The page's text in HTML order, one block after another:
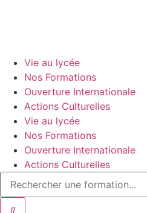
Vie au lycée
Nos Formations
Ouverture Internationale
Actions Culturelles
Vie au lycée
Nos Formations
Ouverture Internationale
Actions Culturelles
Search